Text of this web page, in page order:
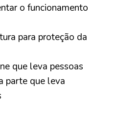
o funcionamento
para proteção da
que leva pessoas
parte que leva